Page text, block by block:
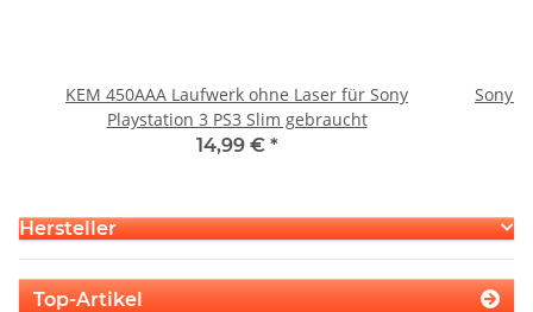
KEM 450AAA Laufwerk ohne Laser für Sony
Playstation 3 PS3 Slim gebraucht
14,99 € *
Sony
Hersteller
Top-Artikel